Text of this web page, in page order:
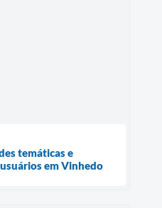
temáticas e
em Vinhedo